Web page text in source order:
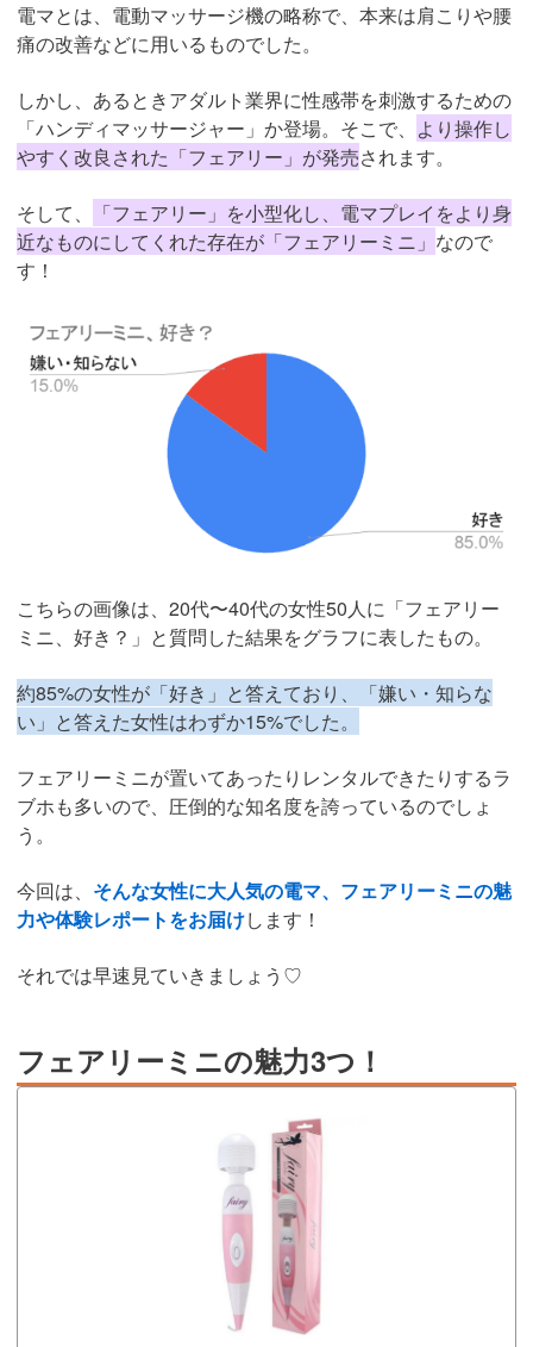
電マとは、電動マッサージ機の略称で、本来は肩こりや腰
痛の改善などに用いるものでした。
しかし、あるときアダルト業界に性感帯を刺激するための
「ハンディマッサージャー」か登場。そこで、 より操作し
やすく改良された「フェアリー」が発売されます。
そして、
「フェアリー」を小型化し、電マプレイをより身
近なものにしてくれた存在が「フェアリーミニ」 なので
す！
こちらの画像は、20代〜40代の女性50人に「フェアリー
ミニ、好き？」と質問した結果をグラフに表したもの。
約85%の女性が「好き」と答えており、「嫌い・知らな
い」と答えた女性はわずか15%でした。
フェアリーミニが置いてあったりレンタルできたりするラ
ブホも多いので、圧倒的な知名度を誇っているのでしょ
う。
今回は、 そんな女性に大人気の電マ、フェアリーミニの魅
力や体験レポートをお届けします！
それでは早速見ていきましょう♡
フェアリーミニの魅力3つ！